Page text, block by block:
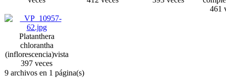
461
Platanthera
chlorantha
(inflorescencia)vista
397 veces
9 archivos en 1 página(s)